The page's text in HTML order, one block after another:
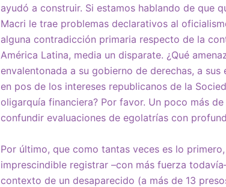
ayudó a construir. Si estamos hablando de que
Macri le trae problemas declarativos al
alguna contradicción primaria respecto de la
América Latina, media un disparate. ¿Qué
envalentonada a su gobierno de derechas, a
en pos de los intereses republicanos de la
oligarquía financiera? Por favor. Un poco más
confundir evaluaciones de egolatrías con
Por último, que como tantas veces es lo
imprescindible registrar –con más fuerza
contexto de un desaparecido (a más de 13